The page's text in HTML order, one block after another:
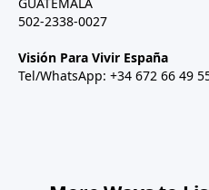
502-2338-0027
Visión Para Vivir España
Tel/WhatsApp: +34 672 66 49